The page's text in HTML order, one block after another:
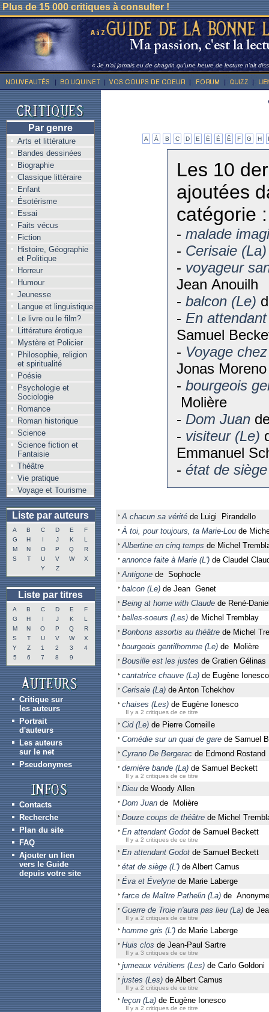
Plus de 15 000 critiques à consulter !
« Je n’ai jamais eu de chagrin qu’une heure de lecture n’ait
Par genre
Arts et littérature
Bandes dessinées
Biographie
Classique littéraire
Enfant
Ésotérisme
Essai
Faits vécus
Fiction
Histoire, Géographie
et Politique
Horreur
Humour
Jeunesse
Langue et linguistique
Le livre ou le film?
Littérature érotique
Mystère et Policier
Philosophie, religion
et spiritualité
Poésie
Psychologie et
Sociologie
Romance
Roman historique
Science
Science fiction et
Fantaisie
Théâtre
Vie pratique
Voyage et Tourisme
Liste par auteurs
A B C D E
F
G
H I J K
L
M
N O P Q
R
S
T U V W
X
Y
Z
Liste par titres
A B C D E
F
G
H I J K
L
M
N O P Q
R
S
T U V W
X
Y
Z 1 2 3
4
5
6 7 8 9
Critique sur
les auteurs
Portrait
d'auteurs
Les auteurs
sur le net
Pseudonymes
Contacts
Recherche
Plan du site
FAQ
Ajouter un lien
vers le Guide
depuis votre site
A À B C D E È É Ê F G H
Les 10
ajoutées
catégorie :
- malade
- Cerisaie (La)
- voyageur
Jean Anouilh
- balcon (Le)
- En
Samuel
- Voyage
Jonas Moreno
- bourgeois
Molière
- Dom Juan
- visiteur (Le)
Emmanuel
- état de
A chacun sa vérité de Luigi Pirandello
À toi, pour toujours, ta Marie-Lou de
Albertine en cinq temps de Michel
annonce faite à Marie (L') de Claudel
Antigone de Sophocle
balcon (Le) de Jean Genet
Being at home with Claude de René-
belles-soeurs (Les) de Michel Tremblay
Bonbons assortis au théâtre de Michel
bourgeois gentilhomme (Le) de Molière
Bousille est les justes de Gratien Gélinas
cantatrice chauve (La) de Eugène Ionesco
Cerisaie (La) de Anton Tchekhov
chaises (Les) de Eugène Ionesco
Il y a 2 critiques de ce titre
Cid (Le) de Pierre Corneille
Comédie sur un quai de gare de Samuel
Cyrano De Bergerac de Edmond Rostand
dernière bande (La) de Samuel Beckett
Il y a 2 critiques de ce titre
Dieu de Woody Allen
Dom Juan de Molière
Douze coups de théâtre de Michel
En attendant Godot de Samuel Beckett
Il y a 2 critiques de ce titre
En attendant Godot de Samuel Beckett
état de siège (L') de Albert Camus
Éva et Évelyne de Marie Laberge
farce de Maître Pathelin (La) de Anonyme
Guerre de Troie n'aura pas lieu (La) de
Il y a 2 critiques de ce titre
homme gris (L') de Marie Laberge
Huis clos de Jean-Paul Sartre
Il y a 3 critiques de ce titre
jumeaux vénitiens (Les) de Carlo Goldoni
justes (Les) de Albert Camus
Il y a 2 critiques de ce titre
leçon (La) de Eugène Ionesco
Il y a 2 critiques de ce titre